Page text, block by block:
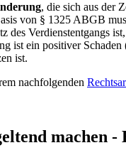
, die sich aus der
von § 1325 ABGB
des Verdienstentgangs
ein positiver
ist.
nachfolgenden
machen